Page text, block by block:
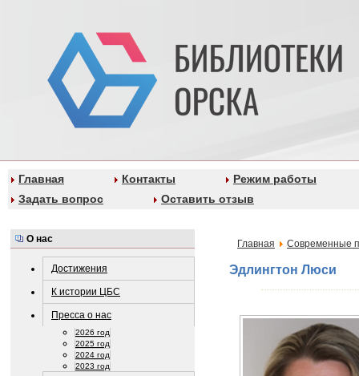
Главная Контакты
Режим работы
Задать вопрос
Оставить отзыв
О нас
Достижения
К истории ЦБС
Пресса о нас
2026 год
2025 год
2024 год
2023 год
Главная Современные
Эдлингтон Люси